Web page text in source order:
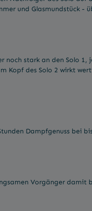
und Glasmundstück
stark an den Solo
des Solo 2 wirkt
Dampfgenuss bei
Vorgänger